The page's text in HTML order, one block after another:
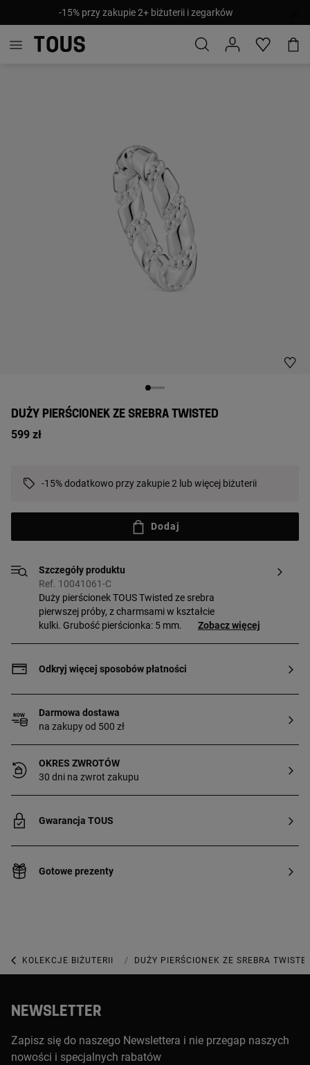
-15% przy zakupie 2+ biżuterii i zegarków
DUŻY PIERŚCIONEK ZE SREBRA TWISTED
599 zł
-15% dodatkowo przy zakupie 2 lub więcej biżuterii
Dodaj
Szczegóły produktu
Ref. 10041061-C
Duży pierścionek TOUS Twisted ze srebra
pierwszej próby, z charmsami w kształcie
kulki. Grubość pierścionka: 5 mm.
Zobacz więcej
Odkryj więcej sposobów płatności
Darmowa dostawa
na zakupy od 500 zł
OKRES ZWROTÓW
30 dni na zwrot zakupu
Gwarancja TOUS
Gotowe prezenty
KOLEKCJE BIŻUTERII KOLEKCJA TWISTED
DUŻY PIERŚCIONEK ZE SREBRA
NEWSLETTER
Zapisz się do naszego Newslettera i nie przegap naszych
nowości i specjalnych rabatów